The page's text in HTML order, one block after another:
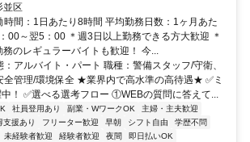
並区
時間：1日あたり8時間 平均勤務日数：1ヶ月あた
00～翌5：00 ＊週3日以上勤務できる方大歓迎 ＊
のレギュラーバイトも歓迎！ 今...
アルバイト・パート 職種：警備スタッフ/守衛、
全管理/環境保全 ★業界内で高水準の高待遇★ ✅ミ
中！ ✅選べる選考フロー ①WEBの質問に答えて...
社員登用あり 副業・WワークOK
主婦・主夫歓迎
支援あり フリーター歓迎 早朝 シフト自由
学歴不問
未経験者歓迎 経験者歓迎 夜間
即日払いOK